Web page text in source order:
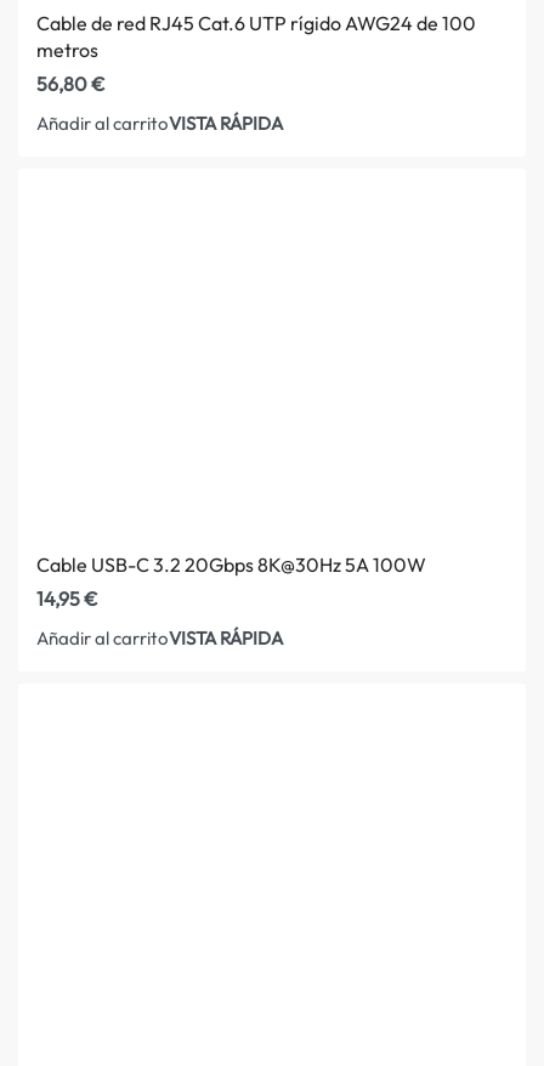
Cable de red RJ45 Cat.6 UTP rígido AWG24 de 100
metros
56,80€
Añadir al carritoVISTA RÁPIDA
Cable USB-C 3.2 20Gbps 8K@30Hz 5A 100W
14,95€
Añadir al carritoVISTA RÁPIDA